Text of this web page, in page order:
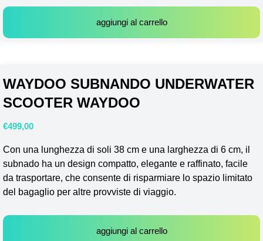
aggiungi al carrello
WAYDOO SUBNANDO UNDERWATER
SCOOTER WAYDOO
€499,00
Con una lunghezza di soli 38 cm e una larghezza di 6 cm, il
subnado ha un design compatto, elegante e raffinato, facile
da trasportare, che consente di risparmiare lo spazio limitato
del bagaglio per altre provviste di viaggio.
aggiungi al carrello